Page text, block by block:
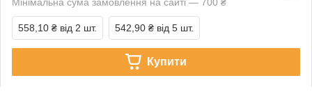
558,10 ₴ від 2 шт. 542,90 ₴ від 5 шт.
Купити